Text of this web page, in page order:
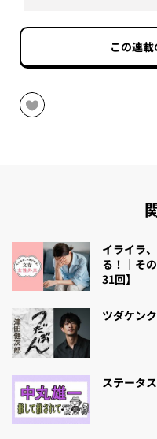
この連
イライラ
る！｜そ
31回】
ツダケン
ステータ